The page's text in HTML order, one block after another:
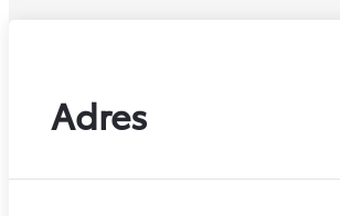
Adres